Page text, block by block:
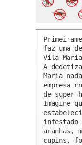
faz uma
Vila
A
Maria
empresa
de super-
Imagine
infestado
aranhas,
cupins,